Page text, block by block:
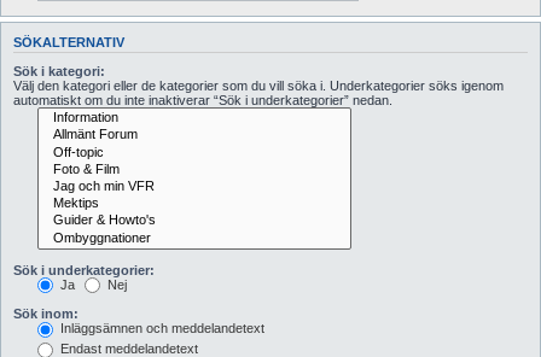
SÖKALTERNATIV
Sök i kategori:
Välj den kategori eller de kategorier som du vill söka i. Underkategorier söks igenom
automatiskt om du inte inaktiverar “Sök i underkategorier” nedan.
Sök i underkategorier:
Ja
Nej
Sök inom:
Inläggsämnen och meddelandetext
Endast meddelandetext